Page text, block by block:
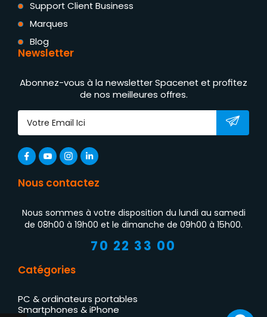
Support Client Business
Marques
Blog
Newsletter
Abonnez-vous à la newsletter Spacenet et profitez
de nos meilleures offres.
Nous contactez
Nous sommes à votre disposition du lundi au samedi
de 08h00 à 19h00 et le dimanche de 09h00 à 15h00.
70 22 33 00
Catégories
PC & ordinateurs portables
Smartphones & iPhone